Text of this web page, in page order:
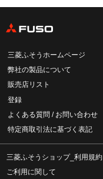
三菱ふそうホームページ
弊社の製品について
販売店リスト
登録
よくある質問 / お問い合わせ
特定商取引法に基づく表記
三菱ふそうショップ_利用規約
ご利用に関して